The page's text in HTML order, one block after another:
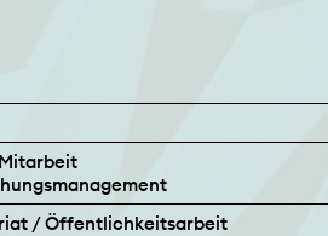
/ Öffentlichkeitsarbeit